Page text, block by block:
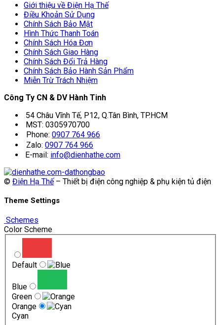
Giới thiệu về Điện Hạ Thế
Điều Khoản Sử Dụng
Chính Sách Bảo Mật
Hình Thức Thanh Toán
Chính Sách Hóa Đơn
Chính Sách Giao Hàng
Chính Sách Đổi Trả Hàng
Chính Sách Bảo Hành Sản Phẩm
Miễn Trừ Trách Nhiệm
Công Ty CN & DV Hành Tinh
54 Châu Vĩnh Tế, P12, Q.Tân Bình, TP.HCM
MST: 0305970700
Phone: 0907 764 966
Zalo: 0907 764 966
E-mail: info@dienhathe.com
© Điện Hạ Thế– Thiết bị điện công nghiệp & phụ kiện tủ điện
Theme Settings
Schemes
Color Scheme
Default
Blue
Green
Orange
Cyan